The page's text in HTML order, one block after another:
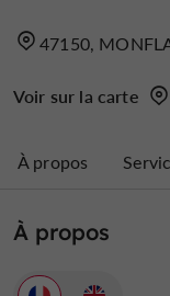
47150,
Voir sur la carte
À propos
À propos